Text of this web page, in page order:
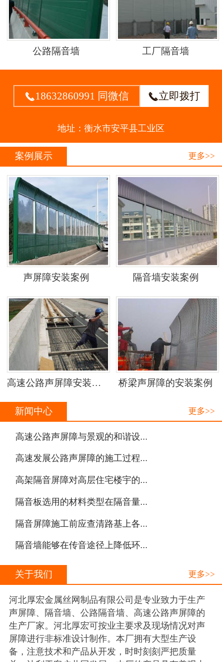
公路隔音墙 工厂隔音墙
18632860991 同微信 立即拨打
地址：衡水市安平县工业区
更多>>
案例展示
声屏障安装案例 隔音墙安装案例
高速公路声屏障安装案例 桥梁声屏障的安装案例
更多>>
新闻中心
高速公路声屏障与景观的和谐设...
高速发展公路声屏障的施工过程...
高架隔音屏障对高层住宅楼宇的...
隔音板选用的材料类型在隔音量...
隔音屏障施工前应查清路基上各...
隔音墙能够在传音途径上降低环...
更多>>
关于我们
河北厚宏金属丝网制品有限公司是专业致力于生产
声屏障、隔音墙、公路隔音墙、高速公路声屏障的
生产厂家。河北厚宏可按业主要求及现场情况对声
屏障进行非标准设计制作。本厂拥有大型生产设
备，注意技术和产品从开发，时时刻刻严把质量